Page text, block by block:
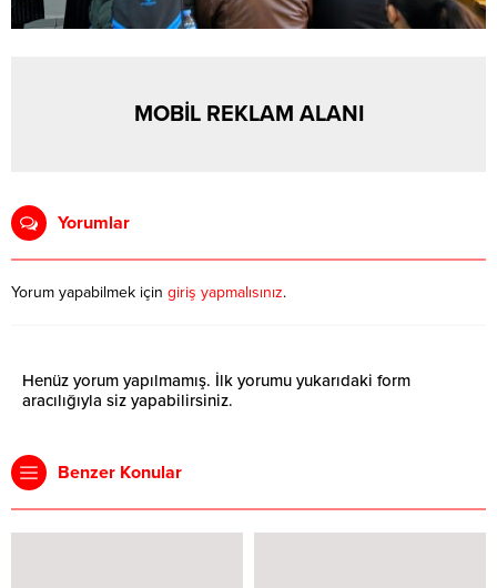
MOBİL REKLAM ALANI
Yorumlar
Yorum yapabilmek için giriş yapmalısınız.
Henüz yorum yapılmamış. İlk yorumu yukarıdaki form
aracılığıyla siz yapabilirsiniz.
Benzer Konular